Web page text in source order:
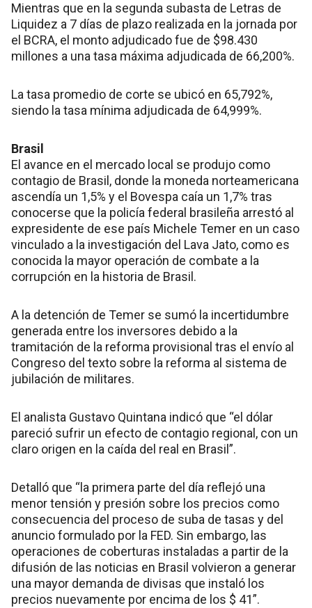
Mientras que en la segunda subasta de Letras de
Liquidez a 7 días de plazo realizada en la jornada por
el BCRA, el monto adjudicado fue de $98.430
millones a una tasa máxima adjudicada de 66,200%.
La tasa promedio de corte se ubicó en 65,792%,
siendo la tasa mínima adjudicada de 64,999%.
Brasil
El avance en el mercado local se produjo como
contagio de Brasil, donde la moneda norteamericana
ascendía un 1,5% y el Bovespa caía un 1,7% tras
conocerse que la policía federal brasileña arrestó al
expresidente de ese país Michele Temer en un caso
vinculado a la investigación del Lava Jato, como es
conocida la mayor operación de combate a la
corrupción en la historia de Brasil.
A la detención de Temer se sumó la incertidumbre
generada entre los inversores debido a la
tramitación de la reforma provisional tras el envío al
Congreso del texto sobre la reforma al sistema de
jubilación de militares.
El analista Gustavo Quintana indicó que “el dólar
pareció sufrir un efecto de contagio regional, con un
claro origen en la caída del real en Brasil”.
Detalló que “la primera parte del día reflejó una
menor tensión y presión sobre los precios como
consecuencia del proceso de suba de tasas y del
anuncio formulado por la FED. Sin embargo, las
operaciones de coberturas instaladas a partir de la
difusión de las noticias en Brasil volvieron a generar
una mayor demanda de divisas que instaló los
precios nuevamente por encima de los $ 41”.